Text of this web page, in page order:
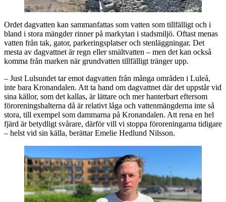
Ordet dagvatten kan sammanfattas som vatten som tillfälligt och i
bland i stora mängder rinner på markytan i stadsmiljö. Oftast menas
vatten från tak, gator, parkeringsplatser och stenläggningar. Det
mesta av dagvattnet är regn eller smältvatten – men det kan också
komma från marken när grundvatten tillfälligt tränger upp.
– Just Lulsundet tar emot dagvatten från många områden i Luleå,
inte bara Kronandalen. Att ta hand om dagvattnet där det uppstår vid
sina källor, som det kallas, är lättare och mer hanterbart eftersom
föroreningshalterna då är relativt låga och vattenmängderna inte så
stora, till exempel som dammarna på Kronandalen. Att rena en hel
fjärd är betydligt svårare, därför vill vi stoppa föroreningarna tidigare
– helst vid sin källa, berättar Emelie Hedlund Nilsson.